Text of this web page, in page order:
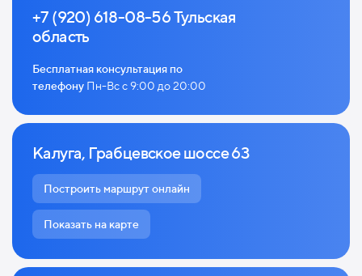
+7 (920) 618-08-56 Тульская
область
Бесплатная консультация по
телефону Пн-Вс с 9:00 до 20:00
Калуга, Грабцевское шоссе 63
Построить маршрут онлайн
Показать на карте